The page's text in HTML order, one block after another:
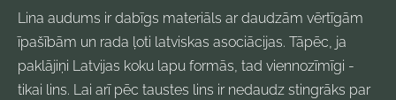
Lina audums ir dabīgs materiāls ar daudzām vērtīgām
īpašībām un rada ļoti latviskas asociācijas. Tāpēc, ja
paklājiņi Latvijas koku lapu formās, tad viennozīmīgi -
tikai lins. Lai arī pēc taustes lins ir nedaudz stingrāks par